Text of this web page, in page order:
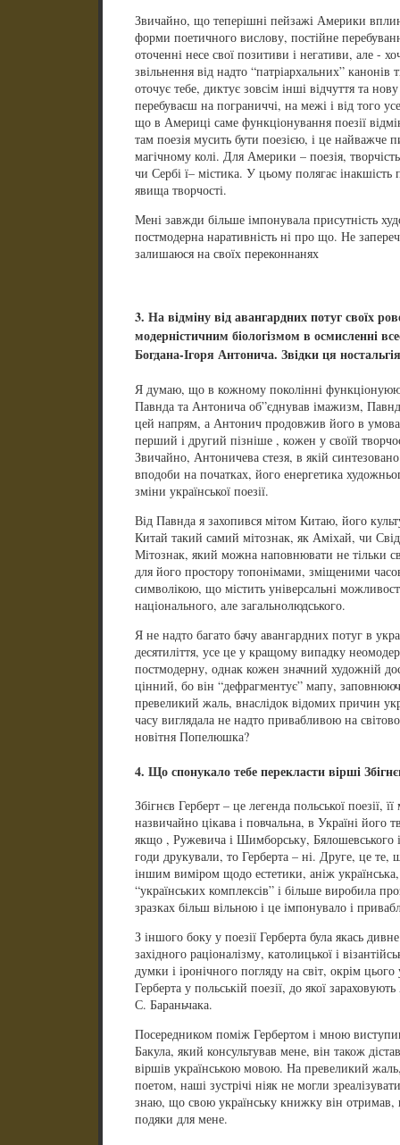
Звичайно, що теперішні пейзажі Америки
форми поетичного вислову, постійне
оточенні несе свої позитиви і негативи, але -
звільнення від надто “патріархальних” канонів
оточує тебе, диктує зовсім інші відчуття та
перебуваєш на пограниччі, на межі і від того
що в Америці саме функціонування поезії
там поезія мусить бути поезією, і це найважче
магічному колі. Для Америки – поезія,
чи Сербі ї– містика. У цьому полягає інакшість
явища творчості.
Мені завжди більше імпонувала присутність
постмодерна наративність ні про що. Не
залишаюся на своїх переконнанях
3. На відміну від авангардних потуг своїх
модерністичним біологізмом в осмисленні
Богдана-Ігоря Антонича. Звідки ця
Я думаю, що в кожному поколінні
Павнда та Антонича об”єднував імажизм,
цей напрям, а Антонич продовжив його в
перший і другий пізніше , кожен у своїй
Звичайно, Антоничева стезя, в якій
вподоби на початках, його енергетика
зміни української поезії.
Від Павнда я захопився мітом Китаю, його
Китай такий самий мітознак, як Аміхай, чи
Мітознак, який можна наповнювати не тільки
для його простору топонімами, зміщеними
символікою, що містить універсальні
національного, але загальнолюдського.
Я не надто багато бачу авангардних потуг в
десятиліття, усе це у кращому випадку
постмодерну, однак кожен значний художній
цінний, бо він “дефрагментує” мапу,
превеликий жаль, внаслідок відомих причин
часу виглядала не надто привабливою на
новітня Попелюшка?
4. Що спонукало тебе перекласти вірші
Збігнєв Герберт – це легенда польської поезії,
назвичайно цікава і повчальна, в Україні його
якщо , Ружевича і Шимборську, Бялошевського
годи друкували, то Герберта – ні. Друге, це те,
іншим виміром щодо естетики, аніж
“українських комплексів” і більше виробила
зразках більш вільною і це імпонувало і
З іншого боку у поезії Герберта була якась
західного раціоналізму, католицької і
думки і іронічного погляду на світ, окрім
Герберта у польській поезії, до якої
С. Бараньчака.
Посередником поміж Гербертом і мною
Бакула, який консультував мене, він також
віршів українською мовою. На превеликий
поетом, наші зустрічі ніяк не могли
знаю, що свою українську книжку він отримав,
подяки для мене.